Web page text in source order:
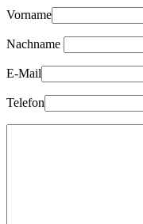
Vorname
Nachname
E-Mail
Telefon